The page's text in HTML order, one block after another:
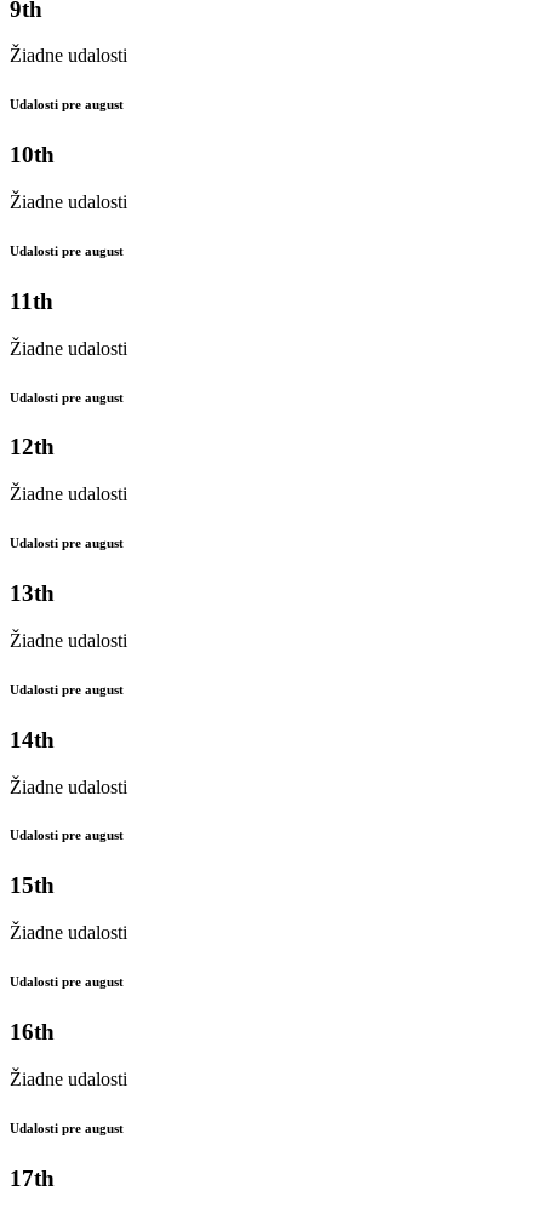
9th
Žiadne udalosti
Udalosti pre august
10th
Žiadne udalosti
Udalosti pre august
11th
Žiadne udalosti
Udalosti pre august
12th
Žiadne udalosti
Udalosti pre august
13th
Žiadne udalosti
Udalosti pre august
14th
Žiadne udalosti
Udalosti pre august
15th
Žiadne udalosti
Udalosti pre august
16th
Žiadne udalosti
Udalosti pre august
17th